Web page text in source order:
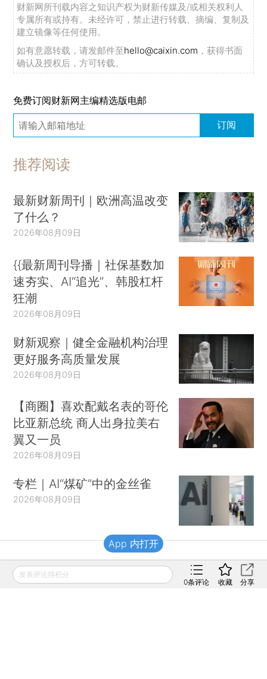
财新网所刊载内容之知识产权为财新传媒及/或相关权利人
专属所有或持有。未经许可，禁止进行转载、摘编、复制及
建立镜像等任何使用。
如有意愿转载，请发邮件至hello@caixin.com ，获得书面
确认及授权后，方可转载。
免费订阅财新网主编精选版电邮
订阅
推荐阅读
最新财新周刊｜欧洲高温改变
了什么？
2026年08月09日
{{最新周刊导播｜社保基数加
速夯实、AI“追光”、韩股杠杆
狂潮
2026年08月09日
财新观察｜健全金融机构治理
更好服务高质量发展
2026年08月09日
【商圈】喜欢配戴名表的哥伦
比亚新总统 商人出身拉美右
翼又一员
2026年08月09日
专栏｜AI“煤矿”中的金丝雀
2026年08月09日
财新移动
发表评论得积分
0条评论 收藏 分享
App 内打开